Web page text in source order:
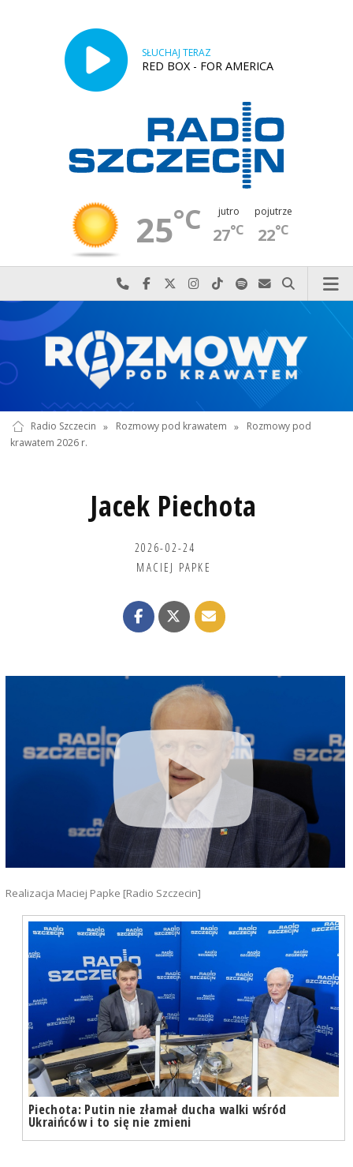
SŁUCHAJ TERAZ
RED BOX - FOR AMERICA
25°C jutro
27°C
pojutrze
22°C
Najlepiej po prostu do nas zadzwoń
Odwiedź nas na Facebook-u
Odwiedź nas na X
Odwiedź nas na Instagram-ie
Odwiedź nas na TikTok-u
Szukaj nas na Spotify
Wyślij do nas
Szukaj
Radio Szczecin » Rozmowy pod krawatem »
Rozmowy pod
krawatem 2026 r.
Jacek Piechota
2026-02-24
MACIEJ PAPKE
Realizacja Maciej Papke [Radio Szczecin]
Piechota: Putin nie złamał ducha walki wśród
Ukraińców i to się nie zmieni